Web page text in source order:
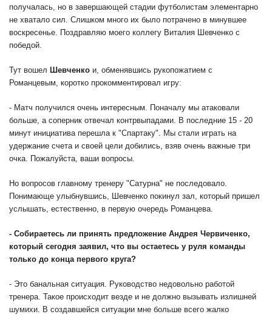
получалась, но в завершающей стадии футболистам элементарно
не хватало сил. Слишком много их было потрачено в минувшее
воскресенье. Поздравляю моего коллегу Виталия Шевченко с
победой.
Тут вошел Шевченко и, обменявшись рукопожатием с
Романцевым, коротко прокомментировал игру:
- Матч получился очень интересным. Поначалу мы атаковали
больше, а соперник отвечал контрвыпадами. В последние 15 - 20
минут инициатива перешла к "Спартаку". Мы стали играть на
удержание счета и своей цели добились, взяв очень важные три
очка. Пожалуйста, ваши вопросы.
Но вопросов главному тренеру "Сатурна" не последовало.
Понимающе улыбнувшись, Шевченко покинул зал, который пришел
услышать, естественно, в первую очередь Романцева.
- Собираетесь ли принять предложение Андрея Червиченко,
который сегодня заявил, что вы остаетесь у руля команды
только до конца первого круга?
- Это банальная ситуация. Руководство недовольно работой
тренера. Такое происходит везде и не должно вызывать излишней
шумихи. В создавшейся ситуации мне больше всего жалко